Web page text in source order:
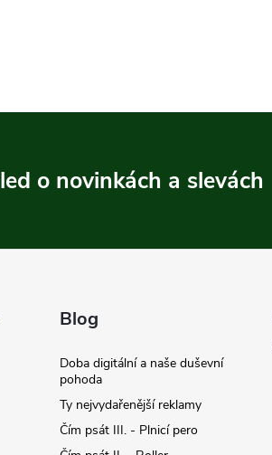
o novinkách a slevách
Blog
Doba digitální a naše duševní
pohoda
Ty nejvydařenější reklamy
Čím psát III. - Plnicí pero